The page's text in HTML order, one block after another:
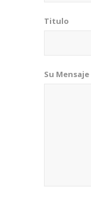
Titulo
Su Mensaje